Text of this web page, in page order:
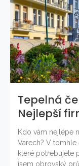
Tepelná
Nejlepší
Kdo vám nejlépe
Varech? V tomhle
které potřebujete
jsem obrovský